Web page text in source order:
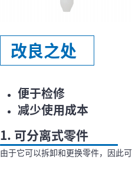
改良之处
便于检修
减少使用成本
1. 可分离式零件
由于它可以拆卸和更换零件，因此